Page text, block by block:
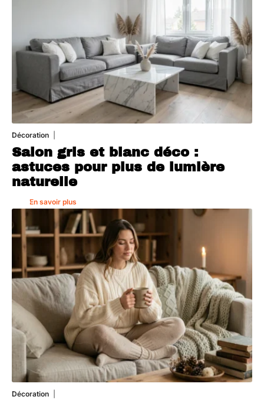
Décoration
Salon gris et blanc déco :
astuces pour plus de lumière
naturelle
En savoir plus
Décoration